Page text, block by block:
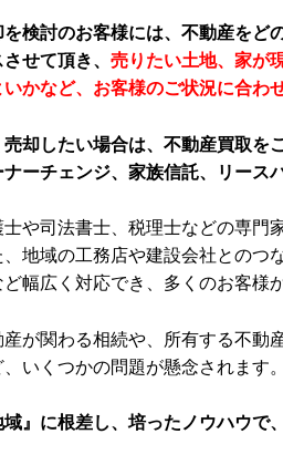
を検討のお客様には、不動産をど
せて頂き、 売りたい土地、家が
いかなど、お客様のご状況に合わ
売却したい場合は、不動産買取を
ナーチェンジ、家族信託、リース
士や司法書士、税理士などの専門
、地域の工務店や建設会社とのつ
ど幅広く対応でき、多くのお客様
産が関わる相続や、所有する不動
、いくつかの問題が懸念されます
域』に根差し、培ったノウハウで、